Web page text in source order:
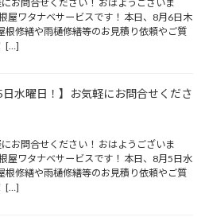
お問合せください！ おはようございま
屋ワタナベサービスです！ 本日、8月6日木
根修繕や雨樋修繕等のお見積り依頼やご質
[…]
日水曜日！】お気軽にお問合せくださ
お問合せください！ おはようございま
屋ワタナベサービスです！ 本日、8月5日水
根修繕や雨樋修繕等のお見積り依頼やご質
[…]